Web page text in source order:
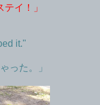
イ！」
it."
った。」